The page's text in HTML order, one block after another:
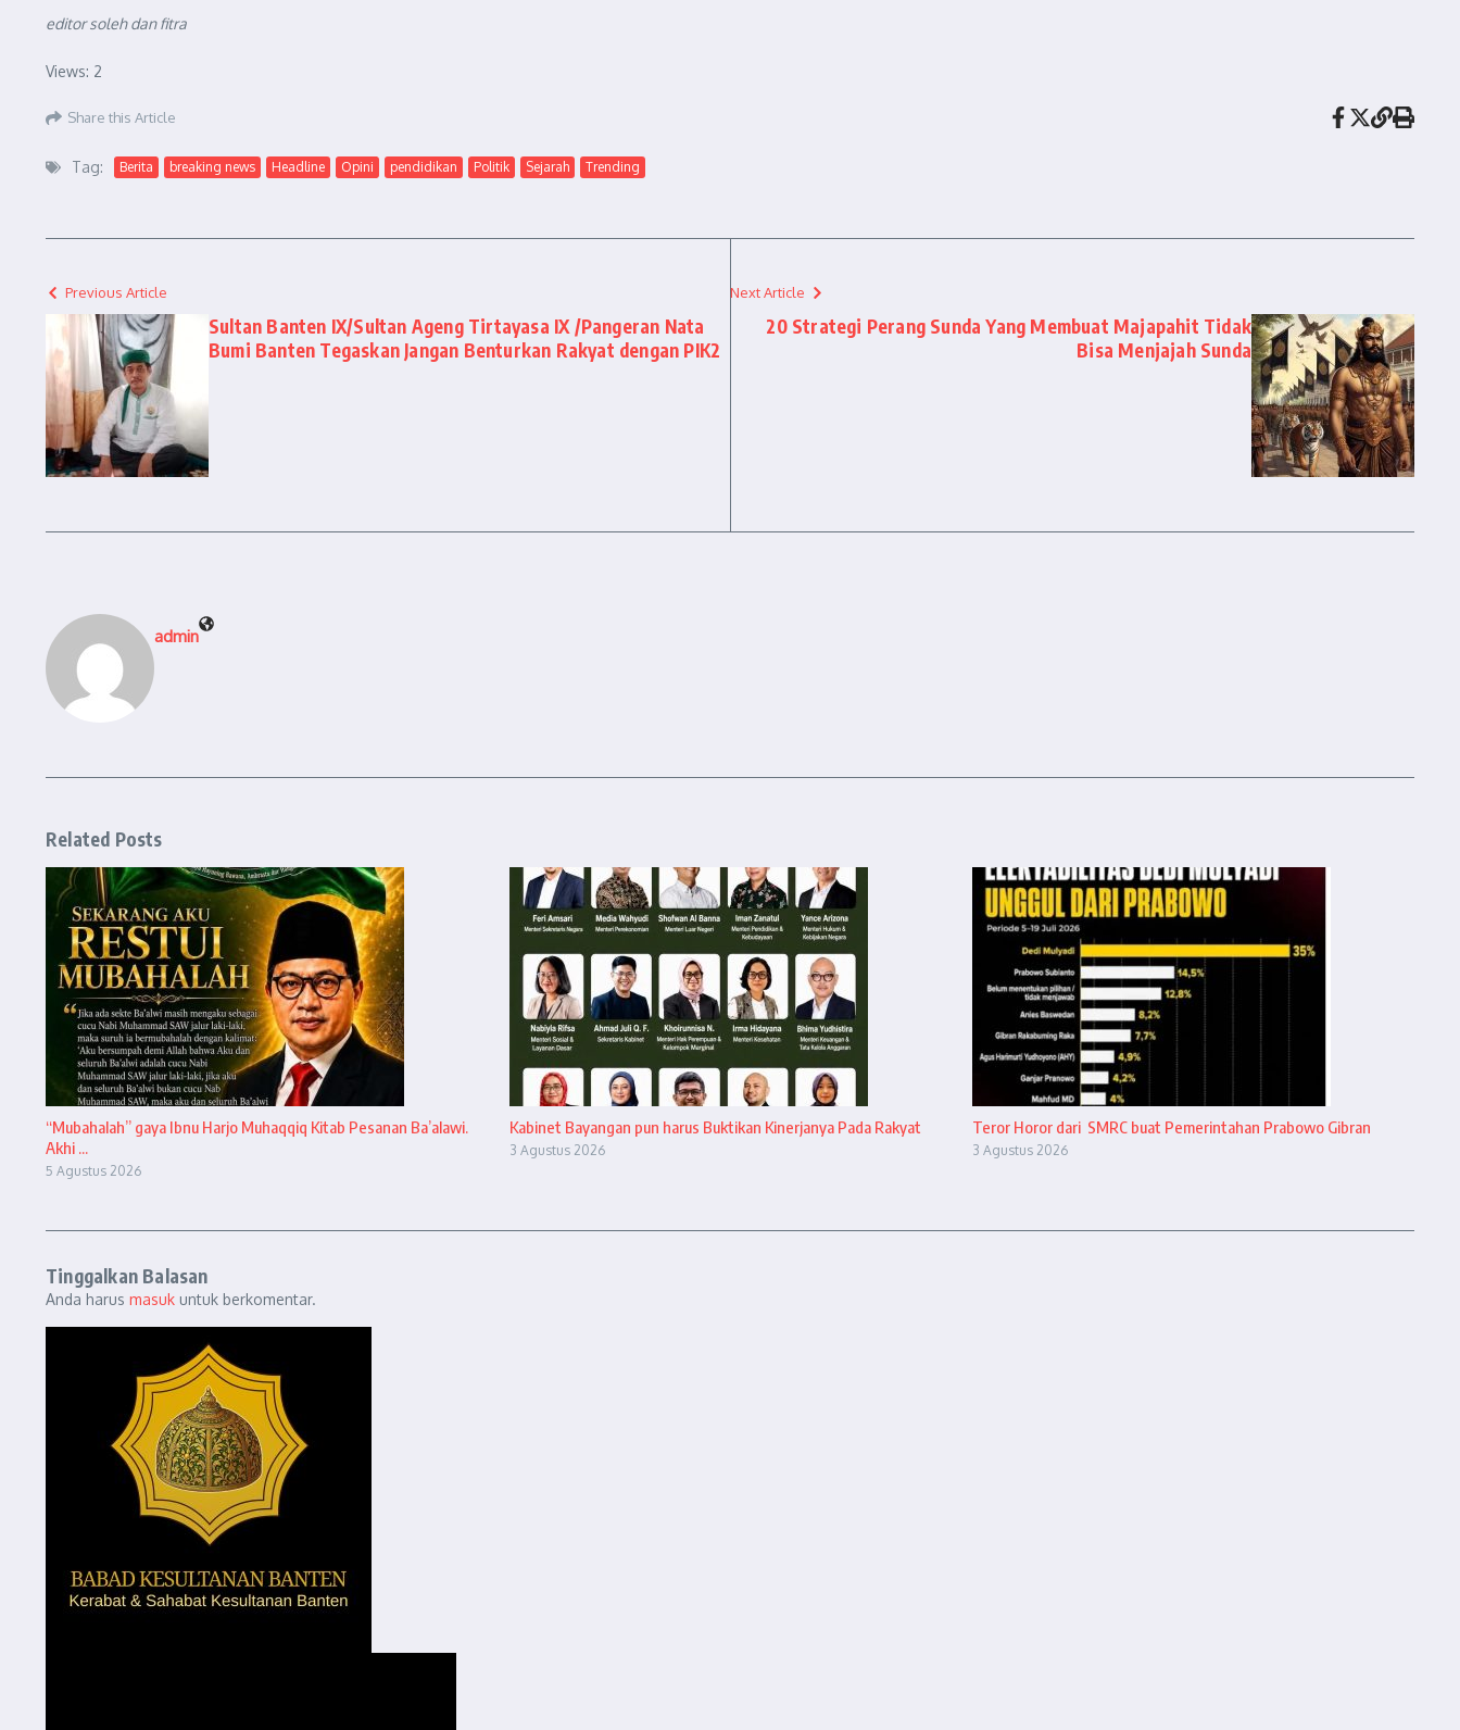
editor soleh dan fitra
Views: 2
Share this Article
Tag: Berita breaking news Headline Opini pendidikan Politik Sejarah Trending
Previous Article
Sultan Banten IX/Sultan Ageng Tirtayasa IX /Pangeran Nata
Bumi Banten Tegaskan Jangan Benturkan Rakyat dengan PIK2
Next Article
20 Strategi Perang Sunda Yang Membuat Majapahit Tidak
Bisa Menjajah Sunda
admin
Related Posts
“Mubahalah” gaya Ibnu Harjo Muhaqqiq Kitab Pesanan Ba’alawi.
Akhi ...
5 Agustus 2026
Kabinet Bayangan pun harus Buktikan Kinerjanya Pada Rakyat
3 Agustus 2026
Teror Horor dari SMRC buat Pemerintahan Prabowo Gibran
3 Agustus 2026
Tinggalkan Balasan
Anda harus masuk untuk berkomentar.